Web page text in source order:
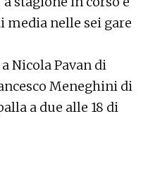
media nelle sei gare
Nicola Pavan di
Meneghini di
a due alle 18 di